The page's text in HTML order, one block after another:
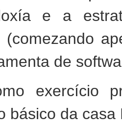
e a
(comezando
de
exercício
básico da